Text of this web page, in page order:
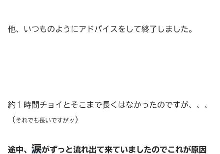
他、いつものようにアドバイスをして終了しました。
約１時間チョイとそこまで長くはなかったのですが、、、
（ それでも長いですがッ ）
途中、 涙がずっと流れ出て来ていましたのでこれが原因